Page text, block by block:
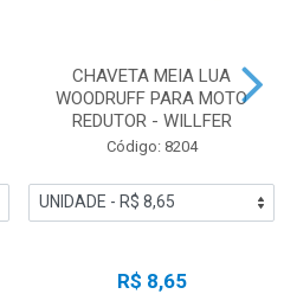
CHAVETA MEIA LUA
WOODRUFF PARA MOTO
REDUTOR - WILLFER
Código: 8204
R$ 8,65